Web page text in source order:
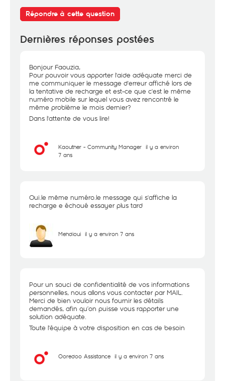
Répondre à cette question
Dernières réponses postées
Bonjour Faouzia,
Pour pouvoir vous apporter l'aide adéquate merci de
me communiquer le message d'erreur affiché lors de
la tentative de recharge et est-ce que c'est le même
numéro mobile sur lequel vous avez rencontré le
même problème le mois dernier?
Dans l'attente de vous lire!
Kaouther - Community Manager il y a environ
7 ans
Oui.le même numéro.le message qui s'affiche la
recharge e échoué essayer plus tard
Mehdioui il y a environ 7 ans
Pour un souci de confidentialité de vos informations
personnelles, nous allons vous contacter par MAIL.
Merci de bien vouloir nous fournir les détails
demandés, afin qu’on puisse vous rapporter une
solution adéquate.
Toute l'équipe à votre disposition en cas de besoin
Ooredoo Assistance il y a environ 7 ans